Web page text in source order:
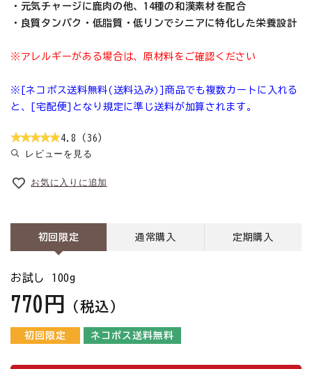
・元気チャージに鹿肉の他、14種の和漢素材を配合
・良質タンパク・低脂質・低リンでシニアに特化した栄養設計
※アレルギーがある場合は、原材料をご確認ください
※[ネコポス送料無料(送料込み)]商品でも複数カートに入れる
と、[宅配便]となり規定に準じ送料が加算されます。
4.8（36）
レビューを見る
お気に入りに追加
初回限定 通常購入 定期購入
お試し 100g
770円 （税込）
初回限定 ネコポス送料無料